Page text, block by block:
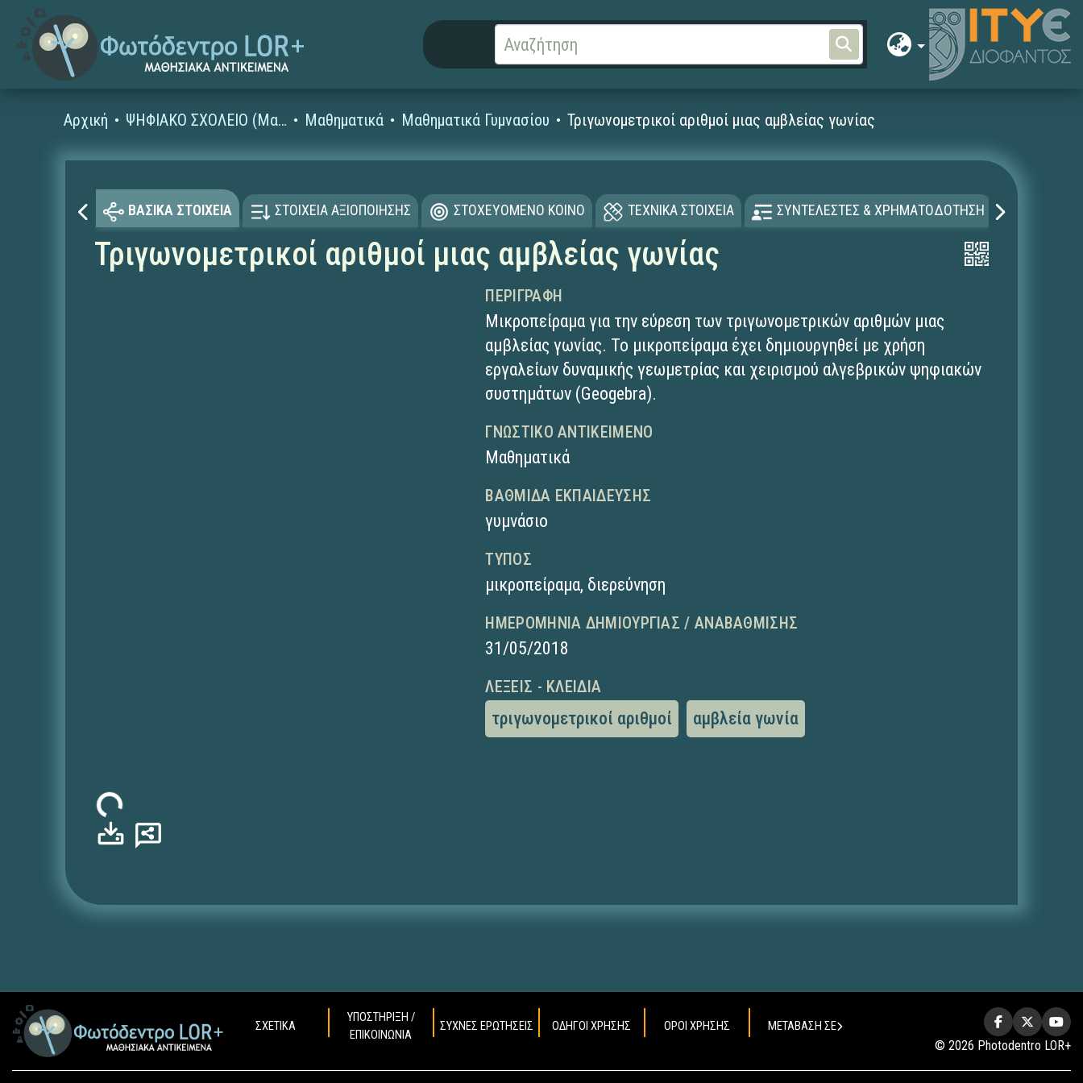
Αρχική ΨΗΦΙΑΚΟ ΣΧΟΛΕΙΟ (Μαθησιακά Αντικείμενα) Μαθηματικά Μαθηματικά Γυμνασίου Τριγωνομετρικοί αριθμοί μιας αμβλείας γωνίας
ΒΑΣΙΚΑ ΣΤΟΙΧΕΙΑ ΣΤΟΙΧΕΙΑ ΑΞΙΟΠΟΙΗΣΗΣ ΣΤΟΧΕΥΟΜΕΝΟ ΚΟΙΝΟ ΤΕΧΝΙΚΑ ΣΤΟΙΧΕΙΑ ΣΥΝΤΕΛΕΣΤΕΣ & ΧΡΗΜΑΤΟΔΟΤΗΣΗ
Τριγωνομετρικοί αριθμοί μιας αμβλείας γωνίας
Φόρτωση...
ΠΕΡΙΓΡΑΦΉ
Μικροπείραμα για την εύρεση των τριγωνομετρικών αριθμών μιας
αμβλείας γωνίας. Το μικροπείραμα έχει δημιουργηθεί με χρήση
εργαλείων δυναμικής γεωμετρίας και χειρισμού αλγεβρικών ψηφιακών
συστημάτων (Geogebra).
ΓΝΩΣΤΙΚΌ ΑΝΤΙΚΕΊΜΕΝΟ
Μαθηματικά
ΒΑΘΜΊΔΑ ΕΚΠΑΊΔΕΥΣΗΣ
γυμνάσιο
ΤΎΠΟΣ
μικροπείραμα, διερεύνηση
ΗΜΕΡΟΜΗΝΊΑ ΔΗΜΙΟΥΡΓΊΑΣ / ΑΝΑΒΆΘΜΙΣΗΣ
31/05/2018
ΛΈΞΕΙΣ - ΚΛΕΙΔΙΆ
τριγωνομετρικοί αριθμοί αμβλεία γωνία
ΣΧΕΤΙΚΑ
ΥΠΟΣΤΗΡΙΞΗ /
ΕΠΙΚΟΙΝΩΝΙΑ
ΣΥΧΝΕΣ ΕΡΩΤΗΣΕΙΣ ΟΔΗΓΟΙ ΧΡΗΣΗΣ ΟΡΟΙ ΧΡΗΣΗΣ ΜΕΤΑΒΑΣΗ ΣΕ
© 2026 Photodentro LOR+